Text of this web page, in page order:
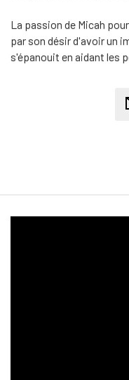
La passion de Micah
par son désir d'avoir un
s'épanouit en aidant les
meilleur. Son
ce qui apporte un